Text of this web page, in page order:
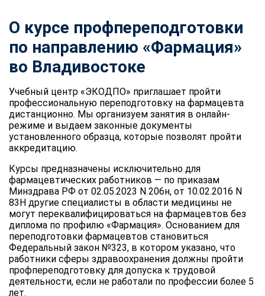
О курсе профпереподготовки
по направлению «Фармация»
во Владивостоке
Учебный центр «ЭКОДПО» приглашает пройти
профессиональную переподготовку на фармацевта
дистанционно. Мы организуем занятия в онлайн-
режиме и выдаем законные документы
установленного образца, которые позволят пройти
аккредитацию.
Курсы предназначены исключительно для
фармацевтических работников — по приказам
Минздрава РФ от 02.05.2023 N 206н, от 10.02.2016 N
83Н другие специалисты в области медицины не
могут переквалифицироваться на фармацевтов без
диплома по профилю «Фармация». Основанием для
переподготовки фармацевтов становиться
Федеральный закон №323, в котором указано, что
работники сферы здравоохранения должны пройти
профпереподготовку для допуска к трудовой
деятельности, если не работали по профессии более 5
лет.